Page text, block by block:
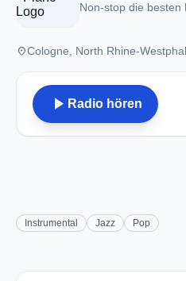
Non-stop die besten
placeCologne, North Rhine-
play_arrow Radio hören
Instrumental Jazz Pop